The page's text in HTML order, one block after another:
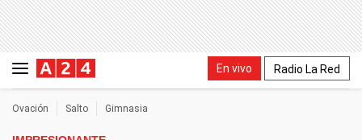
En vivo Radio La Red
Ovación Salto Gimnasia